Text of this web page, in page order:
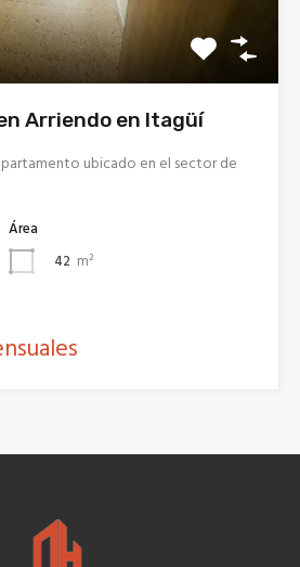
Arriendo en Itagüí
ubicado en el sector de
Área
42 m²